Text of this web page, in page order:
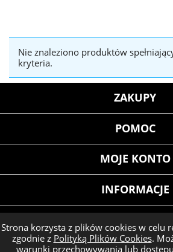
Strona korzysta z plików cookies w celu
zgodnie z Polityką Plików Cookies.
warunki przechowywania lub
Nie znaleziono produktów
kryteria.
ZAKUPY
POMOC
MOJE KONTO
INFORMACJE
POKAŻ PEŁNĄ WERSJĘ